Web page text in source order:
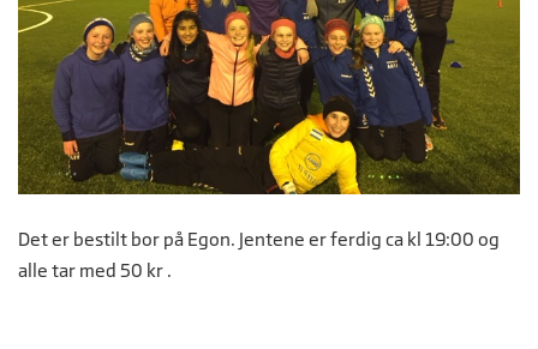
Det er bestilt bor på Egon. Jentene er ferdig ca kl 19:00 og
alle tar med 50 kr .